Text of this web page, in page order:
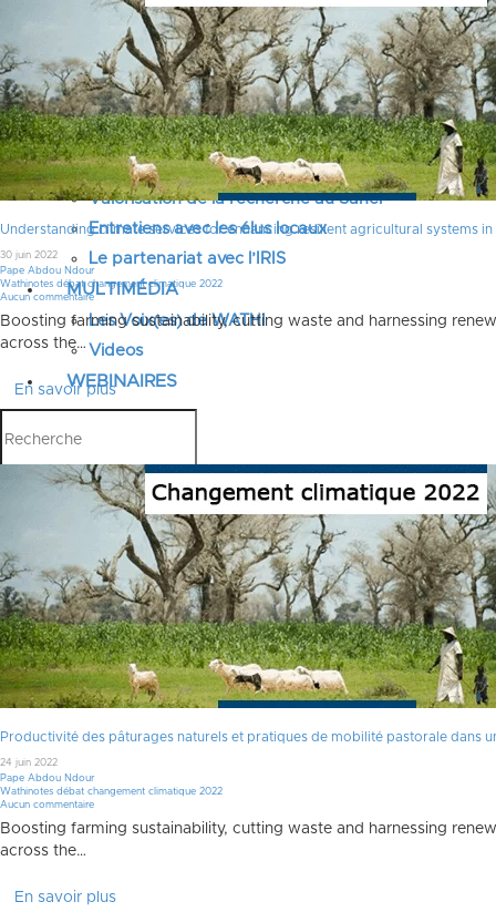
Justice pour les victimes des crimes graves au
Renforcement et transformation des systèmes
Élection présidentielle Sénégal 2024, réformes
Conversations sur l’avenir du Sahel
Débats citoyens place et rôle des femmes
Protection des droits de l’Homme en Afrique
Valorisation de la recherche au Sahel
Entretiens avec les élus locaux
Le partenariat avec l’IRIS
MULTIMÉDIA
Les Voix(es) de WATHI
Videos
WEBINAIRES
Faire un don
Understanding climate services for enhancing resilient agricultural systems
30 juin 2022
Pape Abdou Ndour
Wathinotes débat changement climatique 2022
Aucun commentaire
Boosting farming sustainability, cutting waste and harnessing
across the…
En savoir plus
Productivité des pâturages naturels et pratiques de mobilité pastorale dans
24 juin 2022
Pape Abdou Ndour
Wathinotes débat changement climatique 2022
Aucun commentaire
Boosting farming sustainability, cutting waste and harnessing
across the…
En savoir plus